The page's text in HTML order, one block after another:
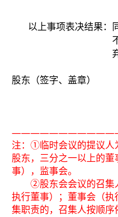
以上事项表决结果：
不同意的
弃权的，
股东（签字、盖章）
注：①临时会议的提议人
股东，三分之一以上的
事），监事会。
②股东会会议的召集
执行董事）；董事会（执
集职责的，召集人按顺